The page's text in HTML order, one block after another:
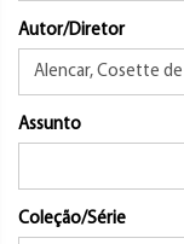
Autor/Diretor
Assunto
Coleção/Série